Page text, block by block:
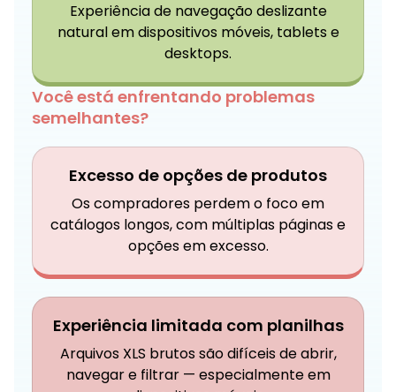
Experiência de navegação deslizante
natural em dispositivos móveis, tablets e
desktops.
Você está enfrentando problemas
semelhantes?
Excesso de opções de produtos
Os compradores perdem o foco em
catálogos longos, com múltiplas páginas e
opções em excesso.
Experiência limitada com planilhas
Arquivos XLS brutos são difíceis de abrir,
navegar e filtrar — especialmente em